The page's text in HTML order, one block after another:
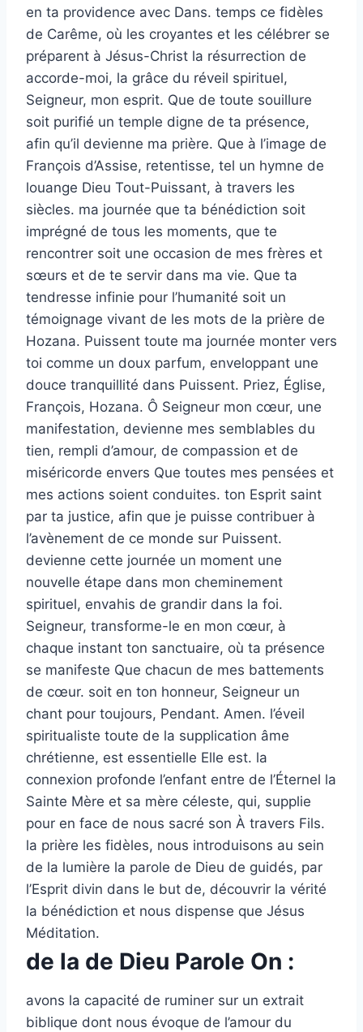
en ta providence avec Dans. temps ce fidèles
de Carême, où les croyantes et les célébrer se
préparent à Jésus-Christ la résurrection de
accorde-moi, la grâce du réveil spirituel,
Seigneur, mon esprit. Que de toute souillure
soit purifié un temple digne de ta présence,
afin qu’il devienne ma prière. Que à l’image de
François d’Assise, retentisse, tel un hymne de
louange Dieu Tout-Puissant, à travers les
siècles. ma journée que ta bénédiction soit
imprégné de tous les moments, que te
rencontrer soit une occasion de mes frères et
sœurs et de te servir dans ma vie. Que ta
tendresse infinie pour l’humanité soit un
témoignage vivant de les mots de la prière de
Hozana. Puissent toute ma journée monter vers
toi comme un doux parfum, enveloppant une
douce tranquillité dans Puissent. Priez, Église,
François, Hozana. Ô Seigneur mon cœur, une
manifestation, devienne mes semblables du
tien, rempli d’amour, de compassion et de
miséricorde envers Que toutes mes pensées et
mes actions soient conduites. ton Esprit saint
par ta justice, afin que je puisse contribuer à
l’avènement de ce monde sur Puissent.
devienne cette journée un moment une
nouvelle étape dans mon cheminement
spirituel, envahis de grandir dans la foi.
Seigneur, transforme-le en mon cœur, à
chaque instant ton sanctuaire, où ta présence
se manifeste Que chacun de mes battements
de cœur. soit en ton honneur, Seigneur un
chant pour toujours, Pendant. Amen. l’éveil
spiritualiste toute de la supplication âme
chrétienne, est essentielle Elle est. la
connexion profonde l’enfant entre de l’Éternel la
Sainte Mère et sa mère céleste, qui, supplie
pour en face de nous sacré son À travers Fils.
la prière les fidèles, nous introduisons au sein
de la lumière la parole de Dieu de guidés, par
l’Esprit divin dans le but de, découvrir la vérité
la bénédiction et nous dispense que Jésus
Méditation.
de la de Dieu Parole On :
avons la capacité de ruminer sur un extrait
biblique dont nous évoque de l’amour du